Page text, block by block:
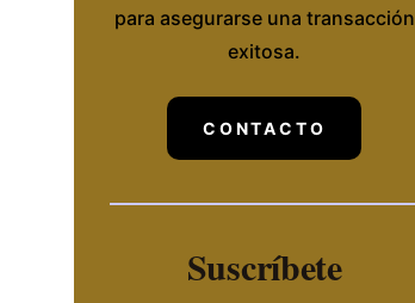
para asegurarse una transacción
exitosa.
CONTACTO
Suscríbete